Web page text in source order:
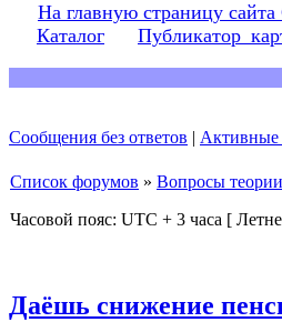
На главную страницу
Каталог
Сообщения без ответов |
Список форумов » Вопросы теории
Часовой пояс: UTC + 3 часа [
Даёшь снижение